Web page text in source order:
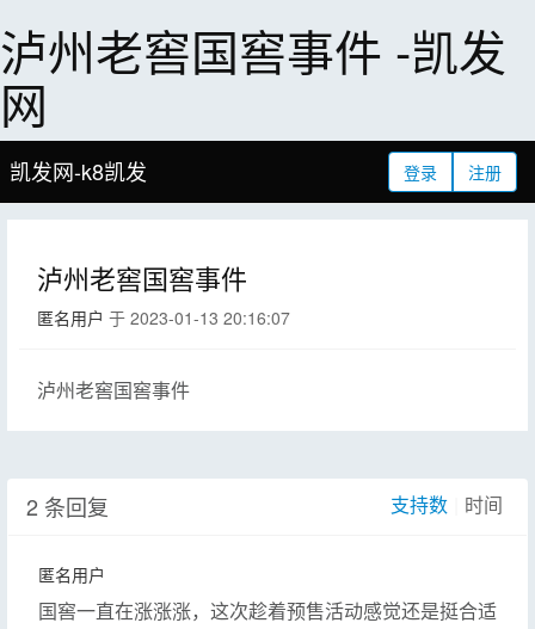
泸州老窖国窖事件 -凯发
网
登录 注册
凯发网-k8凯发
泸州老窖国窖事件
匿名用户 于 2023-01-13 20:16:07
泸州老窖国窖事件
2 条回复 支持数 时间
匿名用户
国窖一直在涨涨涨，这次趁着预售活动感觉还是挺合适